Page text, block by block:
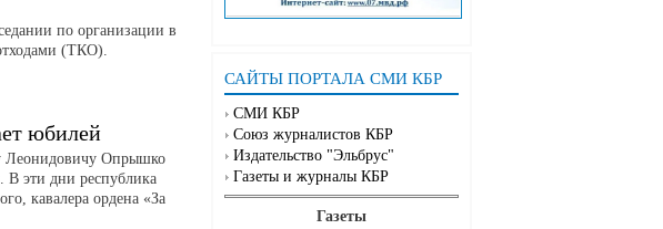
САЙТЫ ПОРТАЛА СМИ КБР
СМИ КБР
Союз журналистов КБР
Издательство "Эльбрус"
Газеты и журналы КБР
Газеты
по организации в
(ТКО).
юбилей
Леонидовичу Опрышко
В эти дни республика
кавалера ордена «За